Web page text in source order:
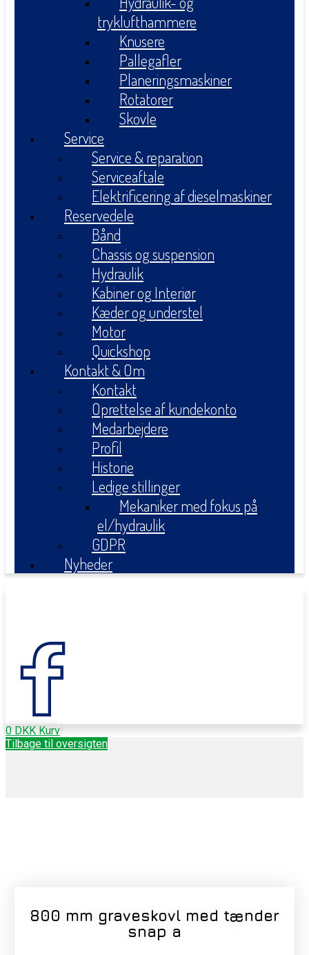
tryklufthammere
Knusere
Pallegafler
Planeringsmaskiner
Rotatorer
Skovle
Service
Service & reparation
Serviceaftale
Elektrificering af dieselmaskiner
Reservedele
Bånd
Chassis og suspension
Hydraulik
Kabiner og Interiør
Kæder og understel
Motor
Quickshop
Kontakt & Om
Kontakt
Oprettelse af kundekonto
Medarbejdere
Profil
Historie
Ledige stillinger
Mekaniker med fokus på
el/hydraulik
GDPR
Nyheder
0 DKK Kurv
Tilbage til oversigten
800 mm graveskovl med tænder
snap a